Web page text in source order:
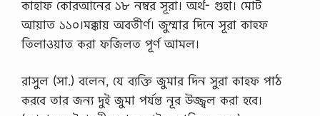
কাহাফ কোরআনের ১৮ নম্বর সূরা। অর্থ- গুহা। মোট
আয়াত ১১০।মক্কায় অবতীর্ণ। জুম্মার দিনে সূরা কাহ্ফ
তিলাওয়াত করা ফজিলত পূর্ণ আমল।
রাসুল (সা.) বলেন, যে ব্যক্তি জুমার দিন সুরা কাহফ পাঠ
করবে তার জন্য দুই জুমা পর্যন্ত নূর উজ্জ্বল করা হবে।